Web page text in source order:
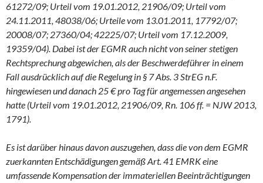
61272/09; Urteil vom 19.01.2012, 21906/09; Urteil vom
24.11.2011, 48038/06; Urteile vom 13.01.2011, 17792/07;
20008/07; 27360/04; 42225/07; Urteil vom 17.12.2009,
19359/04). Dabei ist der EGMR auch nicht von seiner stetigen
Rechtsprechung abgewichen, als der Beschwerdeführer in einem
Fall ausdrücklich auf die Regelung in § 7 Abs. 3 StrEG n.F.
hingewiesen und danach 25 € pro Tag für angemessen angesehen
hatte (Urteil vom 19.01.2012, 21906/09, Rn. 106 ff. = NJW 2013,
1791).
Es ist darüber hinaus davon auszugehen, dass die von dem EGMR
zuerkannten Entschädigungen gemäß Art. 41 EMRK eine
umfassende Kompensation der immateriellen Beeinträchtigungen